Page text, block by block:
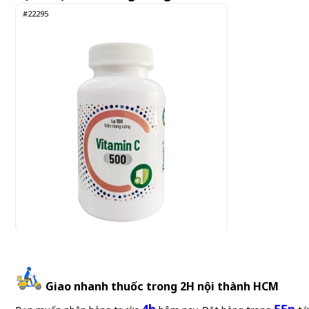
#22295
Gửi đơn thuốc
Giao nhanh thuốc trong 2H nội thành HCM